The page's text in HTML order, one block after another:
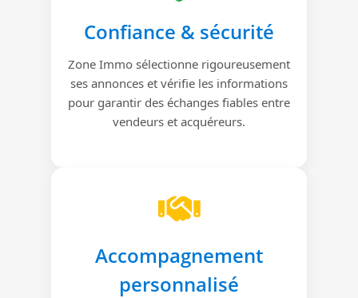
Confiance & sécurité
Zone Immo sélectionne rigoureusement
ses annonces et vérifie les informations
pour garantir des échanges fiables entre
vendeurs et acquéreurs.
Accompagnement
personnalisé